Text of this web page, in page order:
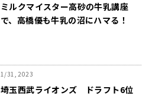
ミルクマイスター高砂の牛乳講座
で、高橋優も牛乳の沼にハマる！
1/31, 2023
埼玉西武ライオンズ ドラフト6位